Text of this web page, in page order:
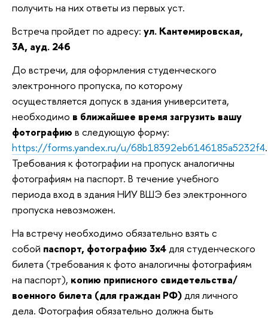
получить на них ответы из первых уст.
Встреча пройдет по адресу: ул. Кантемировская,
3А, ауд. 246
До встречи, для оформления студенческого
электронного пропуска, по которому
осуществляется допуск в здания университета,
необходимо в ближайшее время загрузить вашу
фотографию в следующую форму:
https://forms.yandex.ru/u/68b18392eb6146185a5232f4.
Требования к фотографии на пропуск аналогичны
фотографиям на паспорт. В течение учебного
периода вход в здания НИУ ВШЭ без электронного
пропуска невозможен.
На встречу необходимо обязательно взять с
собой паспорт, фотографию 3х4для студенческого
билета (требования к фото аналогичны фотографиям
на паспорт), копию приписного свидетельства/
военного билета (для граждан РФ)для личного
дела. Фотография обязательно должна быть